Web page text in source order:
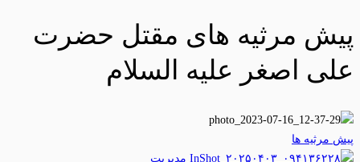
پیش مرثیه های مقتل حضرت
علی اصغر علیه السلام
پیش مرثیه ها
مدیریت